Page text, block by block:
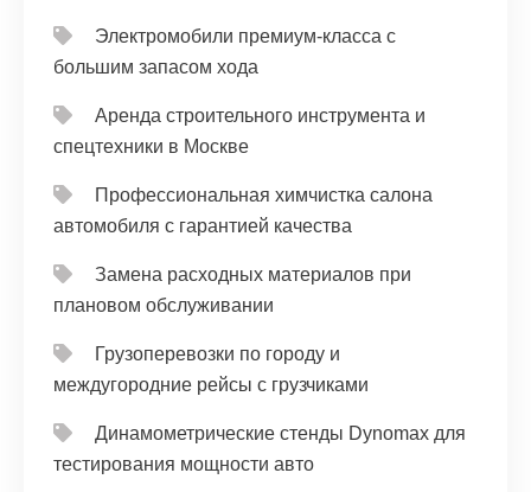
Электромобили премиум-класса с
большим запасом хода
Аренда строительного инструмента и
спецтехники в Москве
Профессиональная химчистка салона
автомобиля с гарантией качества
Замена расходных материалов при
плановом обслуживании
Грузоперевозки по городу и
междугородние рейсы с грузчиками
Динамометрические стенды Dynomax для
тестирования мощности авто